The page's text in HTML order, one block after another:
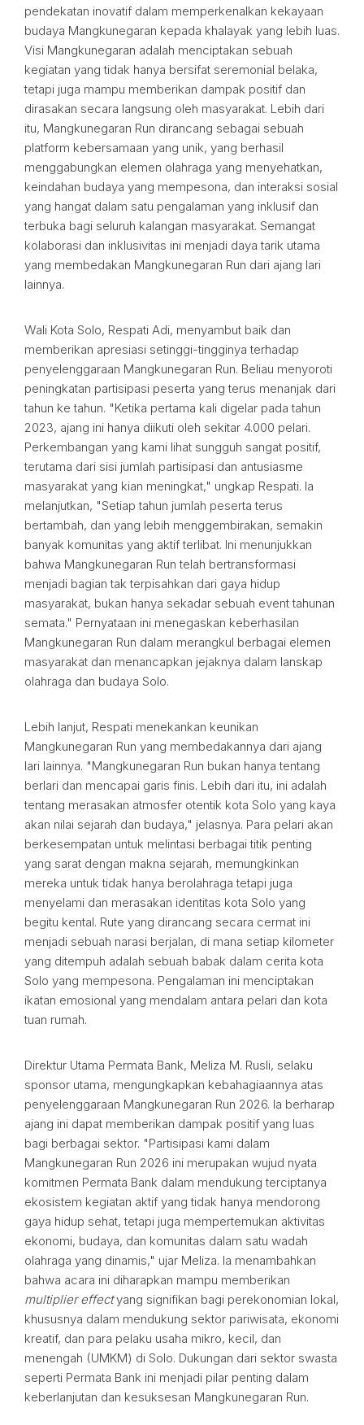
pendekatan inovatif dalam memperkenalkan kekayaan
budaya Mangkunegaran kepada khalayak yang lebih luas.
Visi Mangkunegaran adalah menciptakan sebuah
kegiatan yang tidak hanya bersifat seremonial belaka,
tetapi juga mampu memberikan dampak positif dan
dirasakan secara langsung oleh masyarakat. Lebih dari
itu, Mangkunegaran Run dirancang sebagai sebuah
platform kebersamaan yang unik, yang berhasil
menggabungkan elemen olahraga yang menyehatkan,
keindahan budaya yang mempesona, dan interaksi sosial
yang hangat dalam satu pengalaman yang inklusif dan
terbuka bagi seluruh kalangan masyarakat. Semangat
kolaborasi dan inklusivitas ini menjadi daya tarik utama
yang membedakan Mangkunegaran Run dari ajang lari
lainnya.
Wali Kota Solo, Respati Adi, menyambut baik dan
memberikan apresiasi setinggi-tingginya terhadap
penyelenggaraan Mangkunegaran Run. Beliau menyoroti
peningkatan partisipasi peserta yang terus menanjak dari
tahun ke tahun. "Ketika pertama kali digelar pada tahun
2023, ajang ini hanya diikuti oleh sekitar 4.000 pelari.
Perkembangan yang kami lihat sungguh sangat positif,
terutama dari sisi jumlah partisipasi dan antusiasme
masyarakat yang kian meningkat," ungkap Respati. Ia
melanjutkan, "Setiap tahun jumlah peserta terus
bertambah, dan yang lebih menggembirakan, semakin
banyak komunitas yang aktif terlibat. Ini menunjukkan
bahwa Mangkunegaran Run telah bertransformasi
menjadi bagian tak terpisahkan dari gaya hidup
masyarakat, bukan hanya sekadar sebuah event tahunan
semata." Pernyataan ini menegaskan keberhasilan
Mangkunegaran Run dalam merangkul berbagai elemen
masyarakat dan menancapkan jejaknya dalam lanskap
olahraga dan budaya Solo.
Lebih lanjut, Respati menekankan keunikan
Mangkunegaran Run yang membedakannya dari ajang
lari lainnya. "Mangkunegaran Run bukan hanya tentang
berlari dan mencapai garis finis. Lebih dari itu, ini adalah
tentang merasakan atmosfer otentik kota Solo yang kaya
akan nilai sejarah dan budaya," jelasnya. Para pelari akan
berkesempatan untuk melintasi berbagai titik penting
yang sarat dengan makna sejarah, memungkinkan
mereka untuk tidak hanya berolahraga tetapi juga
menyelami dan merasakan identitas kota Solo yang
begitu kental. Rute yang dirancang secara cermat ini
menjadi sebuah narasi berjalan, di mana setiap kilometer
yang ditempuh adalah sebuah babak dalam cerita kota
Solo yang mempesona. Pengalaman ini menciptakan
ikatan emosional yang mendalam antara pelari dan kota
tuan rumah.
Direktur Utama Permata Bank, Meliza M. Rusli, selaku
sponsor utama, mengungkapkan kebahagiaannya atas
penyelenggaraan Mangkunegaran Run 2026. Ia berharap
ajang ini dapat memberikan dampak positif yang luas
bagi berbagai sektor. "Partisipasi kami dalam
Mangkunegaran Run 2026 ini merupakan wujud nyata
komitmen Permata Bank dalam mendukung terciptanya
ekosistem kegiatan aktif yang tidak hanya mendorong
gaya hidup sehat, tetapi juga mempertemukan aktivitas
ekonomi, budaya, dan komunitas dalam satu wadah
olahraga yang dinamis," ujar Meliza. Ia menambahkan
bahwa acara ini diharapkan mampu memberikan
multiplier effectyang signifikan bagi perekonomian lokal,
khususnya dalam mendukung sektor pariwisata, ekonomi
kreatif, dan para pelaku usaha mikro, kecil, dan
menengah (UMKM) di Solo. Dukungan dari sektor swasta
seperti Permata Bank ini menjadi pilar penting dalam
keberlanjutan dan kesuksesan Mangkunegaran Run.